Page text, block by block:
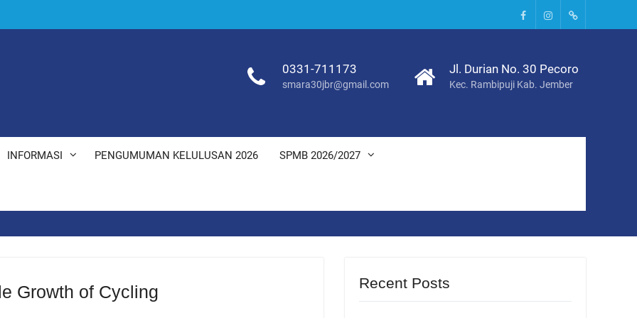
FacebookInstagram
Tik
0331-711173
smara30jbr@gmail.com
Jl. Durian No. 30 Pecoro
Kec. Rambipuji Kab. Jember
INFORMASI PENGUMUMAN KELULUSAN 2026 SPMB 2026/2027
Growth of Cycling Recent Posts